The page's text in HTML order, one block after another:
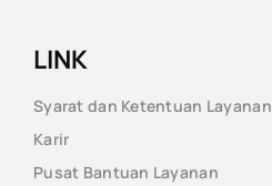
LINK
Syarat dan Ketentuan Layanan
Karir
Pusat Bantuan Layanan